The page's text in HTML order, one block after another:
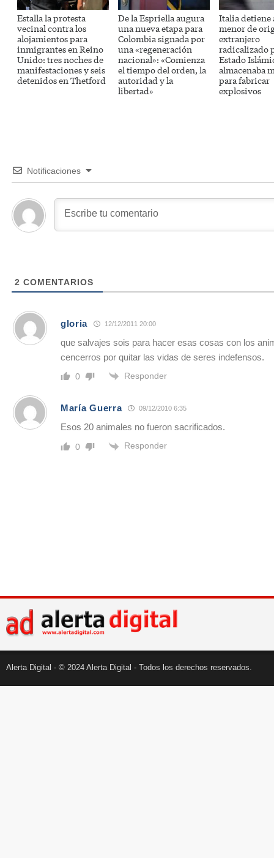
Estalla la protesta
vecinal contra los
alojamientos para
inmigrantes en Reino
Unido: tres noches de
manifestaciones y seis
detenidos en Thetford
De la Espriella augura
una nueva etapa para
Colombia signada por
una «regeneración
nacional»: «Comienza
el tiempo del orden, la
autoridad y la
libertad»
Italia detiene
menor de
extranjero
radicalizado
Estado
almacenaba
para fabricar
explosivos
Notificaciones
2 COMENTARIOS
gloria 12/12/2011 20:00
que salvajes sois para hacer esas cosas con los
cencerros por quitar las vidas de seres indefensos.
0 Responder
María Guerra 09/12/2010 6:35
Esos 20 animales no fueron sacrificados.
0 Responder
Alerta Digital - © 2024 Alerta Digital - Todos los derechos reservados.